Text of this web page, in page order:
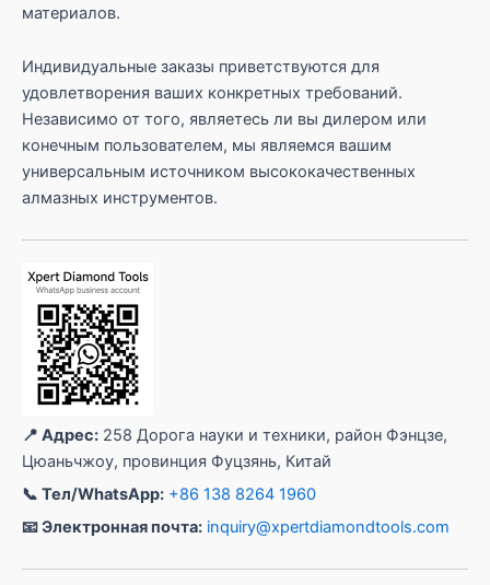
материалов.
Индивидуальные заказы приветствуются для
удовлетворения ваших конкретных требований.
Независимо от того, являетесь ли вы дилером или
конечным пользователем, мы являемся вашим
универсальным источником высококачественных
алмазных инструментов.
📍 Адрес: 258 Дорога науки и техники, район Фэнцзе,
Цюаньчжоу, провинция Фуцзянь, Китай
📞 Тел/WhatsApp: +86 138 8264 1960
📧 Электронная почта: inquiry@xpertdiamondtools.com